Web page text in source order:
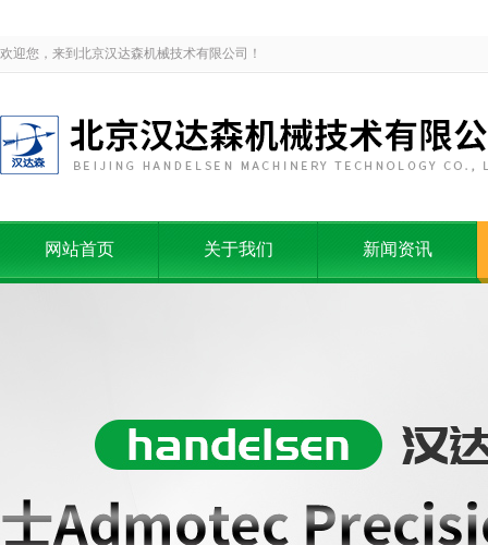
欢迎您，来到北京汉达森机械技术有限公司！
网站首页 关于我们 新闻资讯